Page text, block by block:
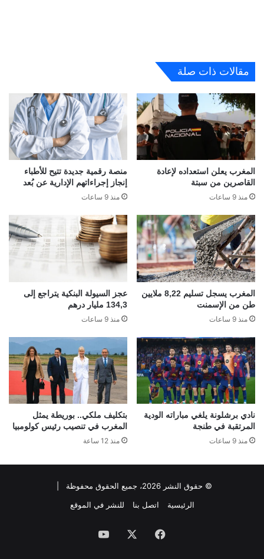
مقالات ذات صلة
المغرب يعلن استعداده لإعادة
القاصرين من سبتة
منذ 9 ساعات
منصة رقمية جديدة تتيح للأطباء
إنجاز إجراءاتهم الإدارية عن بُعد
منذ 9 ساعات
المغرب يسجل تسليم 8,22 ملايين
طن من الإسمنت
منذ 9 ساعات
عجز السيولة البنكية يتراجع إلى
134,3 مليار درهم
منذ 9 ساعات
نادي برشلونة يلغي مباراته الودية
المرتقبة في طنجة
منذ 9 ساعات
بتكليف ملكي.. بوريطة يمثل
المغرب في تنصيب رئيس كولومبيا
منذ 12 ساعة
© حقوق النشر 2026، جميع الحقوق محفوظة |
الرئيسية
اتصل بنا للنشر في الموقع
فيسبوك